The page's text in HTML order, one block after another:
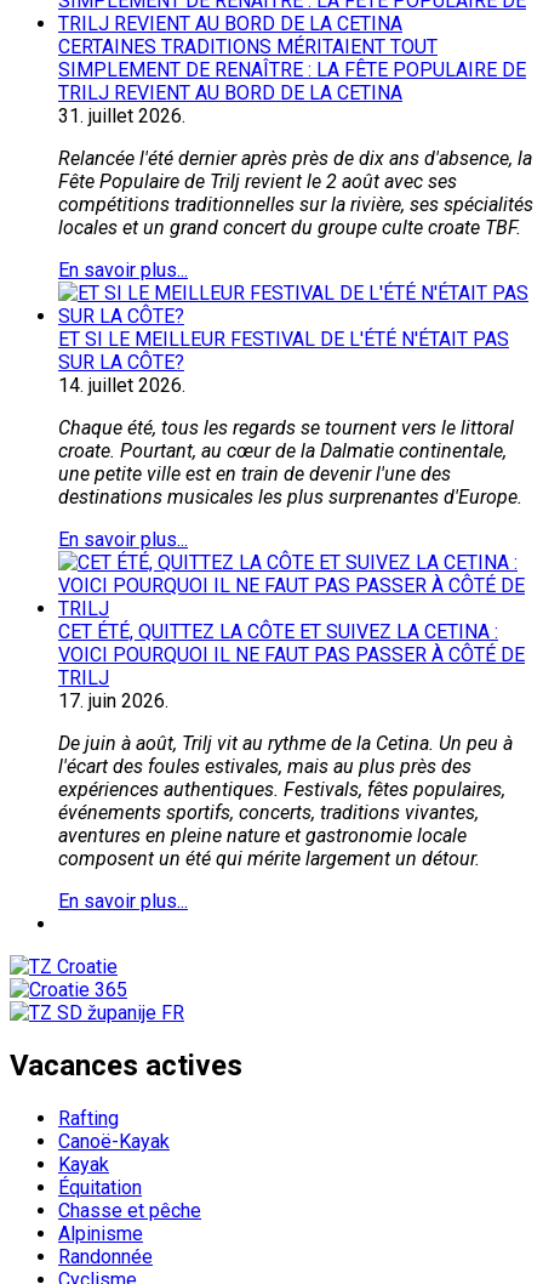
CERTAINES TRADITIONS MÉRITAIENT TOUT
SIMPLEMENT DE RENAÎTRE : LA FÊTE POPULAIRE DE
TRILJ REVIENT AU BORD DE LA CETINA
31. juillet 2026.
Relancée l'été dernier après près de dix ans d'absence, la
Fête Populaire de Trilj revient le 2 août avec ses
compétitions traditionnelles sur la rivière, ses spécialités
locales et un grand concert du groupe culte croate TBF.
En savoir plus...
ET SI LE MEILLEUR FESTIVAL DE L'ÉTÉ N'ÉTAIT PAS
SUR LA CÔTE?
14. juillet 2026.
Chaque été, tous les regards se tournent vers le littoral
croate. Pourtant, au cœur de la Dalmatie continentale,
une petite ville est en train de devenir l'une des
destinations musicales les plus surprenantes d'Europe.
En savoir plus...
CET ÉTÉ, QUITTEZ LA CÔTE ET SUIVEZ LA CETINA :
VOICI POURQUOI IL NE FAUT PAS PASSER À CÔTÉ DE
TRILJ
17. juin 2026.
De juin à août, Trilj vit au rythme de la Cetina. Un peu à
l'écart des foules estivales, mais au plus près des
expériences authentiques. Festivals, fêtes populaires,
événements sportifs, concerts, traditions vivantes,
aventures en pleine nature et gastronomie locale
composent un été qui mérite largement un détour.
En savoir plus...
Vacances actives
Rafting
Canoë-Kayak
Kayak
Équitation
Chasse et pêche
Alpinisme
Randonnée